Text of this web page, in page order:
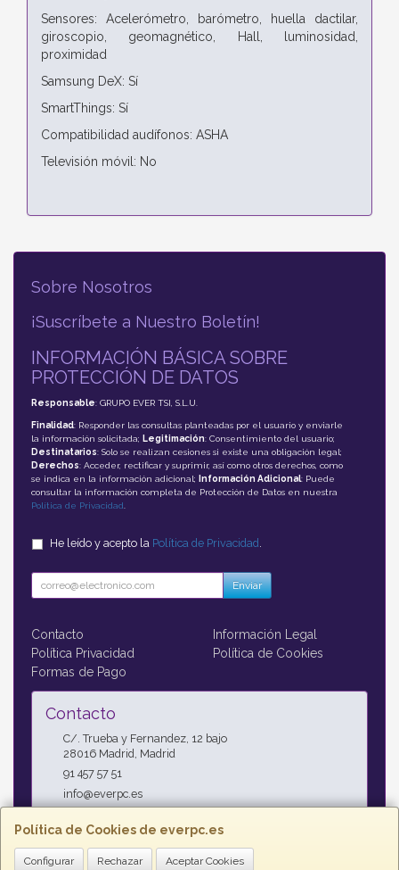
Sensores: Acelerómetro, barómetro, huella dactilar,
giroscopio, geomagnético, Hall, luminosidad,
proximidad
Samsung DeX: Sí
SmartThings: Sí
Compatibilidad audífonos: ASHA
Televisión móvil: No
Política de Cookies de everpc.es
Configurar Rechazar Aceptar Cookies
Sobre Nosotros
¡Suscríbete a Nuestro Boletín!
INFORMACIÓN BÁSICA SOBRE
PROTECCIÓN DE DATOS
Responsable: GRUPO EVER TSI, S.L.U.
Finalidad: Responder las consultas planteadas por el usuario y enviarle
la información solicitada; Legitimación: Consentimiento del usuario;
Destinatarios: Solo se realizan cesiones si existe una obligación legal;
Derechos: Acceder, rectificar y suprimir, así como otros derechos, como
se indica en la información adicional;
Información Adicional: Puede
consultar la información completa de Protección de Datos en nuestra
Política de Privacidad
He leído y acepto la Política de Privacidad
Enviar
Contacto
Información Legal
Política Privacidad
Política de Cookies
Formas de Pago
Contacto
C/. Trueba y Fernandez, 12 bajo
28016 Madrid Madrid
91 457 57 51
info@everpc.es
Horario